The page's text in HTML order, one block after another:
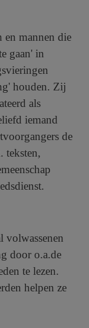
en mannen die
gaan' in
houden. Zij
als
iemand
de
teksten,
volwassenen
door o.a.de
te lezen.
helpen ze